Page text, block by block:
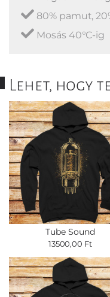
80% pamut,
Mosás 40°C-ig
Lehet, hogy
Tube Sound
13500,00 Ft